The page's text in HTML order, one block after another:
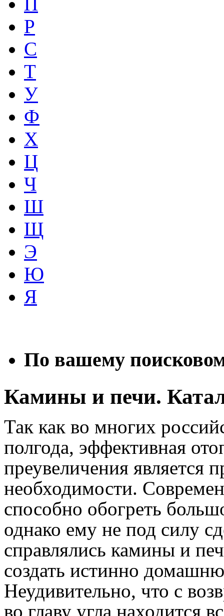
Р
С
Т
У
Ф
Х
Ц
Ч
Ш
Щ
Э
Ю
Я
По вашему
Камины и печи.
Так как во многих
полгода, эффективная
преувеличения является
необходимости.
способно обогреть
однако ему не под силу
справлялись камины и
создать истинно
Неудивительно, что с
во главу угла находится